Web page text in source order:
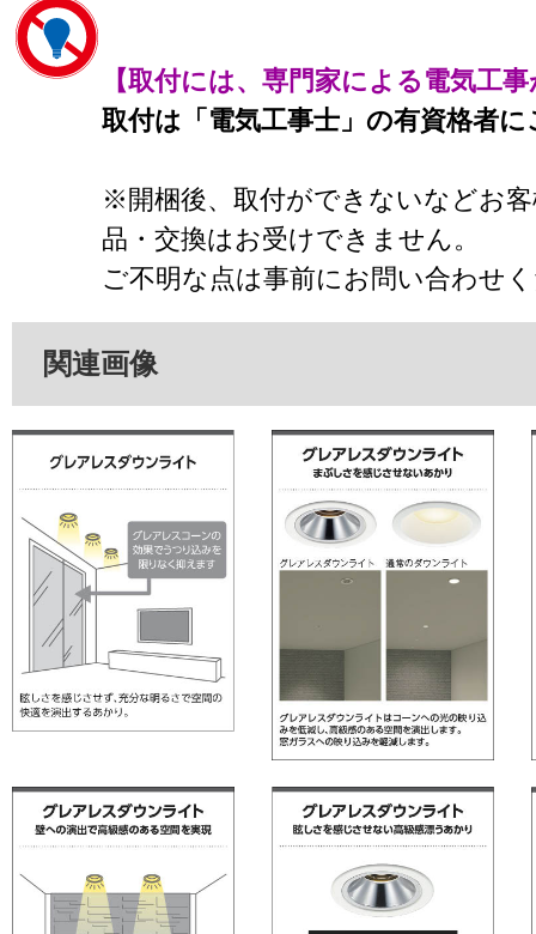
【取付には、専門家による電気工
取付は「電気工事士」の有資格者
※開梱後、取付ができないなどお
品・交換はお受けできません。
ご不明な点は事前にお問い合わせ
関連画像